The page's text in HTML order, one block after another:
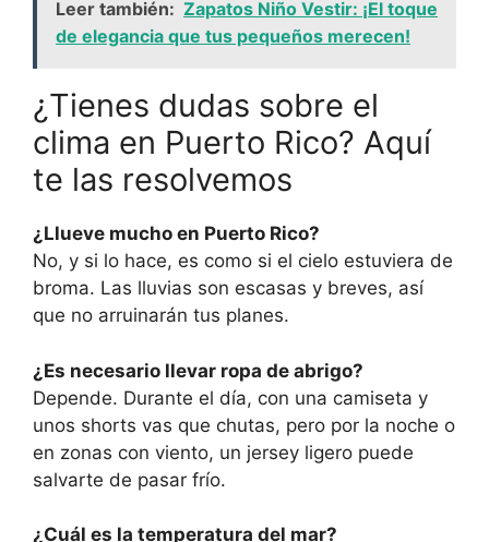
Leer también: Zapatos Niño Vestir: ¡El toque
de elegancia que tus pequeños merecen!
¿Tienes dudas sobre el
clima en Puerto Rico? Aquí
te las resolvemos
¿Llueve mucho en Puerto Rico?
No, y si lo hace, es como si el cielo estuviera de
broma. Las lluvias son escasas y breves, así
que no arruinarán tus planes.
¿Es necesario llevar ropa de abrigo?
Depende. Durante el día, con una camiseta y
unos shorts vas que chutas, pero por la noche o
en zonas con viento, un jersey ligero puede
salvarte de pasar frío.
¿Cuál es la temperatura del mar?